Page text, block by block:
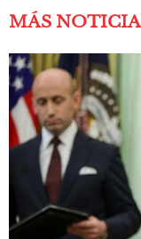
MÁS